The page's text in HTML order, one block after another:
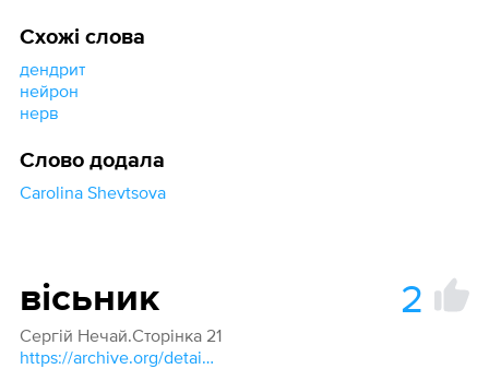
Схожі слова
дендрит
нейрон
нерв
Слово додала
Carolina Shevtsova
вісьник 2
Сергій Нечай.Сторінка 21
https://archive.org/details/inshnaz2003/page/20/mode/1up?q=Сколія